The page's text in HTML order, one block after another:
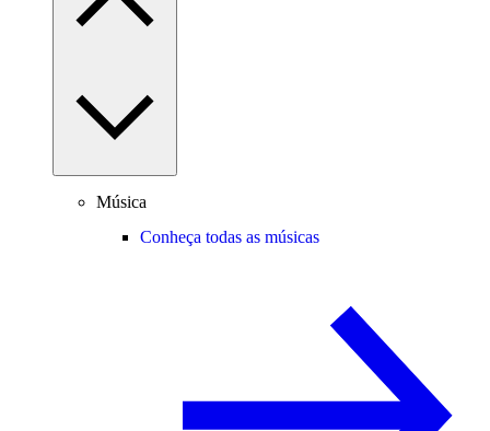
Música
Conheça todas as músicas